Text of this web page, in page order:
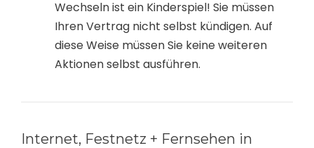
Wechseln ist ein Kinderspiel! Sie müssen
Ihren Vertrag nicht selbst kündigen. Auf
diese Weise müssen Sie keine weiteren
Aktionen selbst ausführen.
Internet, Festnetz + Fernsehen in